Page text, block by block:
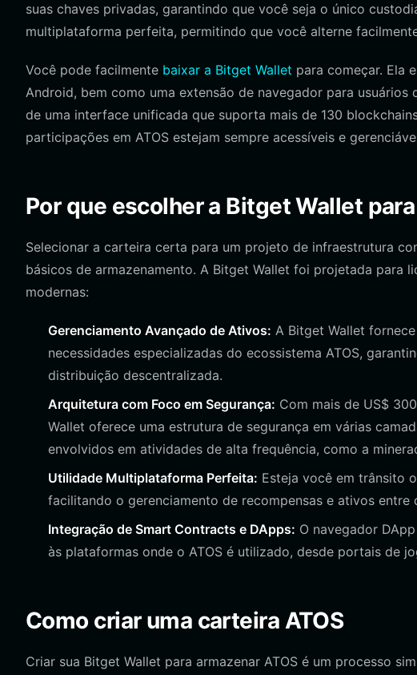
suas chaves privadas, garantindo que você seja o único
multiplataforma perfeita, permitindo que você alterne
Você pode facilmente baixar a Bitget Wallet para começar. Ela
Android, bem como uma extensão de navegador para
de uma interface unificada que suporta mais de 130
participações em ATOS estejam sempre acessíveis e
Por que escolher a Bitget Wallet para
Selecionar a carteira certa para um projeto de infraestrutura
básicos de armazenamento. A Bitget Wallet foi projetada para
modernas:
Gerenciamento Avançado de Ativos: A Bitget Wallet
necessidades especializadas do ecossistema ATOS,
distribuição descentralizada.
Arquitetura com Foco em Segurança: Com mais de US$
Wallet oferece uma estrutura de segurança em várias
envolvidos em atividades de alta frequência, como a
Utilidade Multiplataforma Perfeita: Esteja você em trânsito
facilitando o gerenciamento de recompensas e ativos entre
Integração de Smart Contracts e DApps: O navegador
às plataformas onde o ATOS é utilizado, desde portais de
Como criar uma carteira ATOS
Criar sua Bitget Wallet para armazenar ATOS é um processo